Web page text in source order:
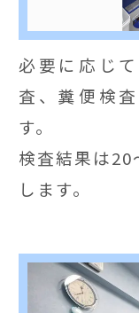
必要に応じ
査、糞便検
す。
検査結果は
します。